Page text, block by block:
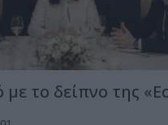
με το δείπνο της